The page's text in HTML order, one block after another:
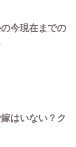
今現在までの
はいない？ク